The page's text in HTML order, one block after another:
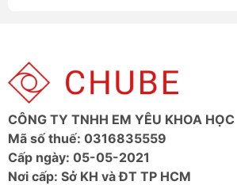
gió.
CÔNG TY TNHH EM YÊU KHOA HỌC
Mã số thuế: 0316835559
Cấp ngày: 05-05-2021
Nơi cấp: Sở KH và ĐT TP HCM